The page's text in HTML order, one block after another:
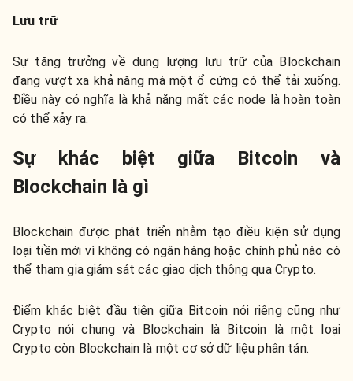
Lưu trữ
Sự tăng trưởng về dung lượng lưu trữ của Blockchain
đang vượt xa khả năng mà một ổ cứng có thể tải xuống.
Điều này có nghĩa là khả năng mất các node là hoàn toàn
có thể xảy ra.
Sự khác biệt giữa Bitcoin và
Blockchain là gì
Blockchain được phát triển nhằm tạo điều kiện sử dụng
loại tiền mới vì không có ngân hàng hoặc chính phủ nào có
thể tham gia giám sát các giao dịch thông qua Crypto.
Điểm khác biệt đầu tiên giữa Bitcoin nói riêng cũng như
Crypto nói chung và Blockchain là Bitcoin là một loại
Crypto còn Blockchain là một cơ sở dữ liệu phân tán.